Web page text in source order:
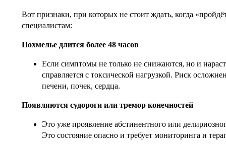
Вот признаки, при которых не стоит ждать, когда
специалистам:
Похмелье длится более 48 часов
Если симптомы не только не снижаются, но и
справляется с токсической нагрузкой. Риск
печени, почек, сердца.
Появляются судороги или тремор конечностей
Это уже проявление абстинентного или
Это состояние опасно и требует мониторинга и